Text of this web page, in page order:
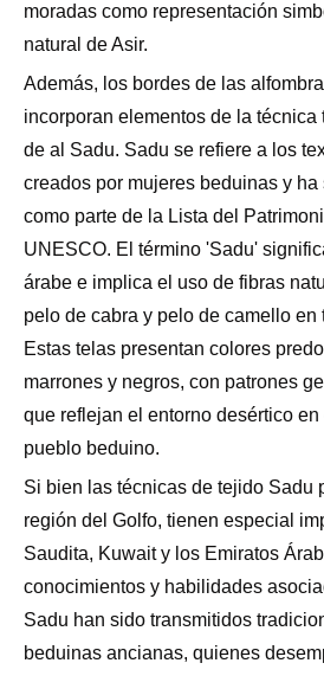
moradas como representación
natural de Asir.
Además, los bordes de las
incorporan elementos de la
de al Sadu. Sadu se refiere a los
creados por mujeres beduinas y
como parte de la Lista del
UNESCO. El término 'Sadu'
árabe e implica el uso de fibras
pelo de cabra y pelo de camello en
Estas telas presentan colores
marrones y negros, con patrones
que reflejan el entorno desértico en
pueblo beduino.
Si bien las técnicas de tejido Sadu
región del Golfo, tienen especial
Saudita, Kuwait y los Emiratos
conocimientos y habilidades
Sadu han sido transmitidos
beduinas ancianas, quienes